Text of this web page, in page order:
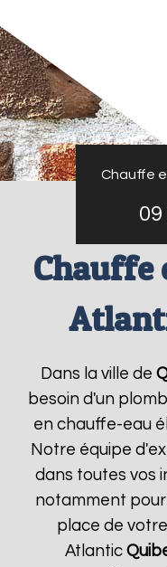
Chauffe
09
Chauffe
Dans la ville de
besoin d'un
en chauffe-eau
Notre équipe
dans toutes vos
notamment
place de
Atlantic